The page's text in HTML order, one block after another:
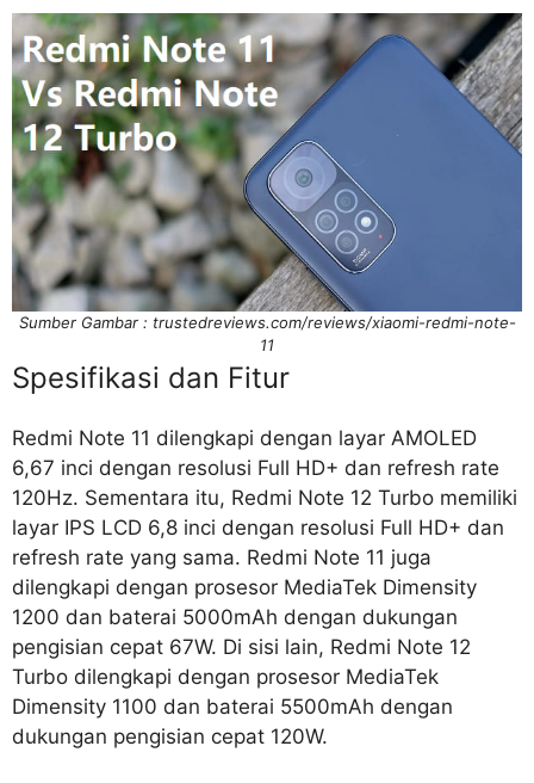
Sumber Gambar : trustedreviews.com/reviews/xiaomi-redmi-note-
11
Spesifikasi dan Fitur
Redmi Note 11 dilengkapi dengan layar AMOLED
6,67 inci dengan resolusi Full HD+ dan refresh rate
120Hz. Sementara itu, Redmi Note 12 Turbo memiliki
layar IPS LCD 6,8 inci dengan resolusi Full HD+ dan
refresh rate yang sama. Redmi Note 11 juga
dilengkapi dengan prosesor MediaTek Dimensity
1200 dan baterai 5000mAh dengan dukungan
pengisian cepat 67W. Di sisi lain, Redmi Note 12
Turbo dilengkapi dengan prosesor MediaTek
Dimensity 1100 dan baterai 5500mAh dengan
dukungan pengisian cepat 120W.